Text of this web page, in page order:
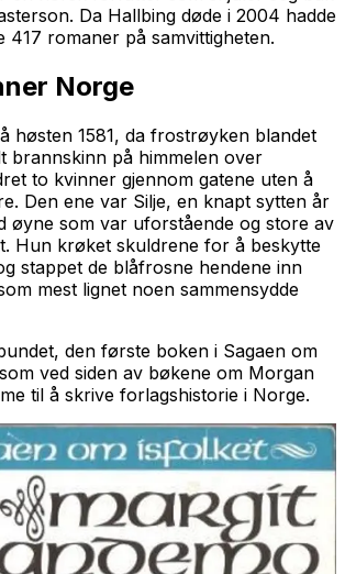
Da Hallbing døde i 2004 hadde
417 romaner på samvittigheten.
Norge
høsten 1581, da frostrøyken blandet
brannskinn på himmelen over
to kvinner gjennom gatene uten å
Den ene var Silje, en knapt sytten år
øyne som var uforstående og store av
Hun krøket skuldrene for å beskytte
stappet de blåfrosne hendene inn
mest lignet noen sammensydde
, den første boken i Sagaen om
ved siden av bøkene om Morgan
til å skrive forlagshistorie i Norge.